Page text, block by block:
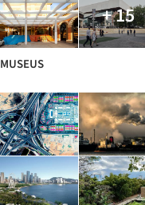
+ 15
MUSEUS